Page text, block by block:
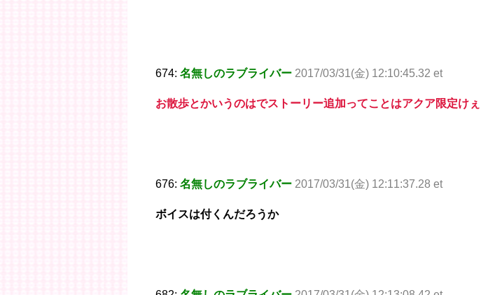
674: 名無しのラブライバー 2017/03/31(金) 12:10:45.32 et
お散歩とかいうのはでストーリー追加ってことはアクア限定けぇ
676: 名無しのラブライバー 2017/03/31(金) 12:11:37.28 et
ボイスは付くんだろうか